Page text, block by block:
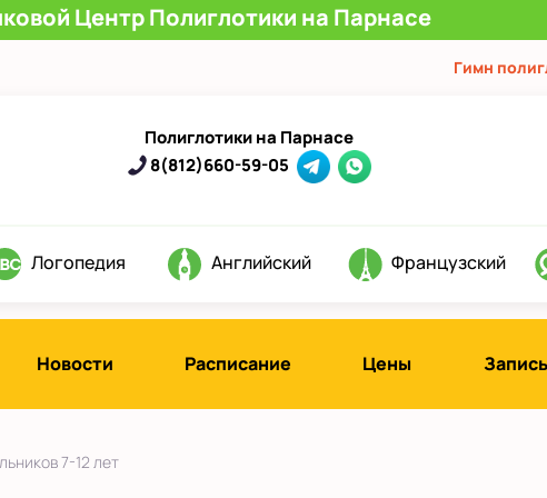
Центр Полиглотики на Парнасе
Гимн
Полиглотики на Парнасе
8(812)660-59-05
Логопедия Английский Французский
Новости Расписание Цены
7-12 лет